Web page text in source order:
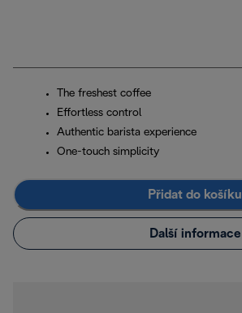
The freshest coffee
Effortless control
Authentic barista experience
One-touch simplicity
Přidat do košíku
Další informace